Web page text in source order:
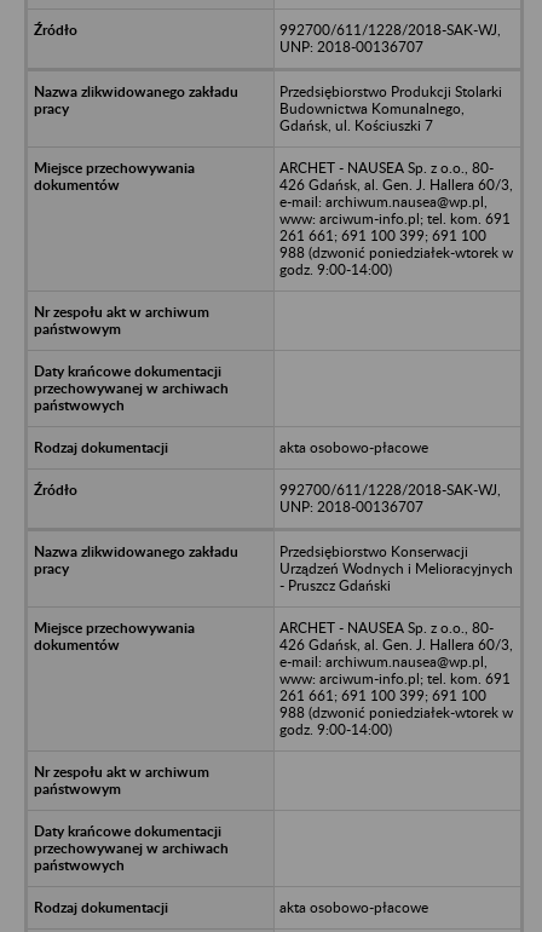
992700/611/1228/2018-SAK-WJ,
UNP: 2018-00136707
Przedsiębiorstwo Produkcji Stolarki
Budownictwa Komunalnego,
Gdańsk, ul. Kościuszki 7
ARCHET - NAUSEA Sp. z o.o., 80-
426 Gdańsk, al. Gen. J. Hallera 60/3,
e-mail: archiwum.nausea@wp.pl,
www: arciwum-info.pl; tel. kom. 691
261 661; 691 100 399; 691 100
988 (dzwonić poniedziałek-wtorek w
godz. 9:00-14:00)
akta osobowo-płacowe
992700/611/1228/2018-SAK-WJ,
UNP: 2018-00136707
Przedsiębiorstwo Konserwacji
Urządzeń Wodnych i Melioracyjnych
- Pruszcz Gdański
ARCHET - NAUSEA Sp. z o.o., 80-
426 Gdańsk, al. Gen. J. Hallera 60/3,
e-mail: archiwum.nausea@wp.pl,
www: arciwum-info.pl; tel. kom. 691
261 661; 691 100 399; 691 100
988 (dzwonić poniedziałek-wtorek w
godz. 9:00-14:00)
akta osobowo-płacowe